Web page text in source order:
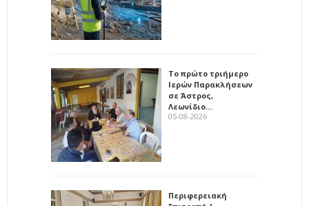
Το πρώτο τριήμερο
Ιερών Παρακλήσεων
σε Άστρος,
Λεωνίδιο…
05-08-2026
Περιφερειακή